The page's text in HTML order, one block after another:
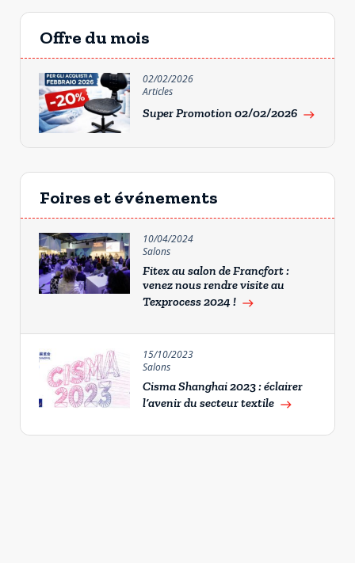
Offre du mois
02/02/2026
Articles
Super Promotion 02/02/2026 east
Foires et événements
10/04/2024
Salons
Fitex au salon de Francfort :
venez nous rendre visite au
Texprocess 2024 ! east
15/10/2023
Salons
Cisma Shanghai 2023 : éclairer
l’avenir du secteur textile east